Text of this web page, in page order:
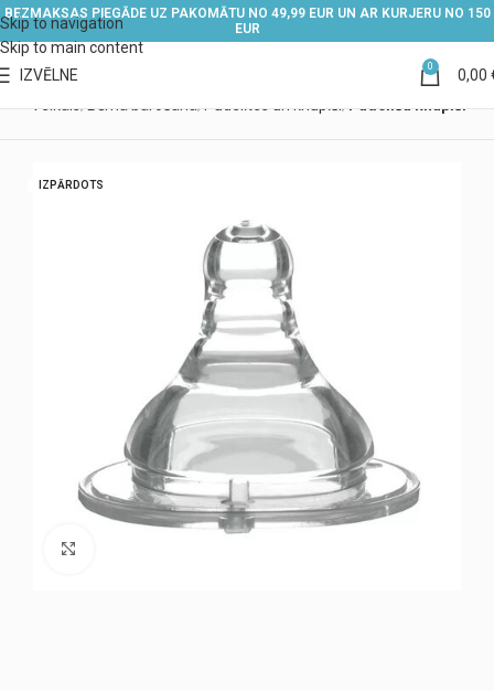
Skip to navigation
Skip to main content
BEZMAKSAS PIEGĀDE UZ PAKOMĀTU NO 49,99 EUR UN AR KURJERU NO 150
EUR
IZVĒLNE 0 0,00
IZPĀRDOTS